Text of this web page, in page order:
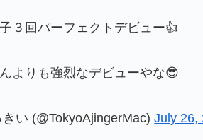
３回パーフェクトデビュー👍
よりも強烈なデビューやな😎
い (@TokyoAjingerMac)July 26,